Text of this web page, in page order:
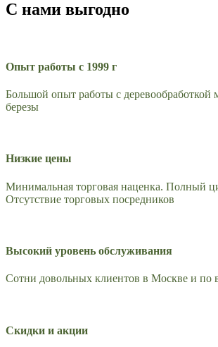
С нами выгодно
Опыт работы с 1999 г
Большой опыт работы с деревообработкой
березы
Низкие цены
Минимальная торговая наценка. Полный
Отсутствие торговых посредников
Высокий уровень обслуживания
Сотни довольных клиентов в Москве и по
Скидки и акции